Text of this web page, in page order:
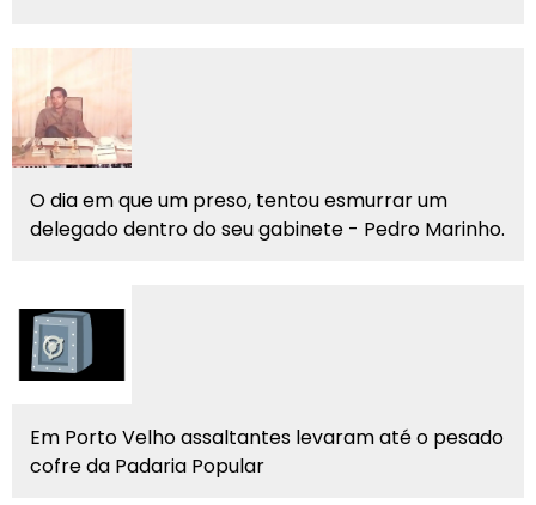
O dia em que um preso, tentou esmurrar um
delegado dentro do seu gabinete - Pedro Marinho.
Em Porto Velho assaltantes levaram até o pesado
cofre da Padaria Popular